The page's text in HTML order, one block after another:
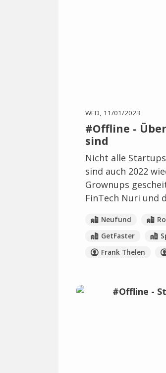
WED, 11/01/2023
#Offline -
sind
Nicht alle
sind auch 2022
Grownups
FinTech Nuri und
Neufund
GetFaster
Frank Thelen